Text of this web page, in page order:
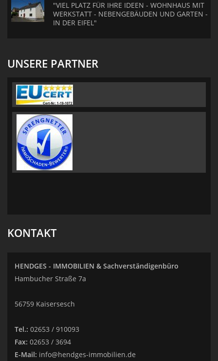
"VIEL PLATZ FÜR IHRE IDEEN - WOHNHAUS MIT
WERKSTATT - NEBENGEBÄUDEN UND GARTEN -
IN DER EIFEL"
UNSERE PARTNER
KONTAKT
HENDGES - IMMOBILIEN & Sachverständigenbüro
Hambucher Straße 7a
56759 Kaisersesch
Tel.: 02653 / 910093
Fax: 02653 / 3694
E-Mail: info@hendges-immobilien.de